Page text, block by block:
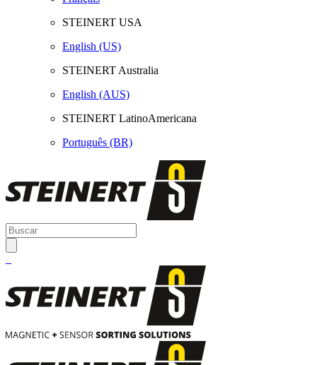
STEINERT USA
English (US)
STEINERT Australia
English (AUS)
STEINERT LatinoAmericana
Português (BR)